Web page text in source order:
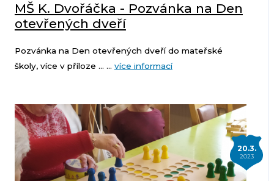
MŠ K. Dvořáčka - Pozvánka na Den
otevřených dveří
Pozvánka na Den otevřených dveří do mateřské
školy, více v příloze ... ... více informací
20.3.
2023